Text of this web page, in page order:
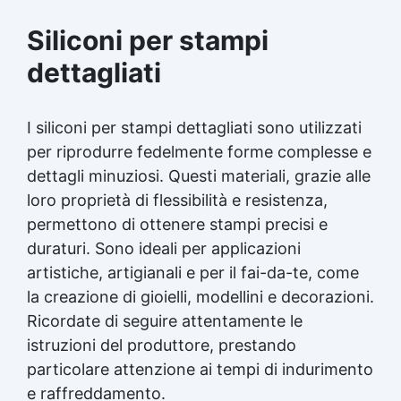
Gomma siliconica per dettagli artistici Gomma
siliconica per modelli artistici Gomma siliconica
per modelli durevoli Gomma siliconica per calchi
dettagliati Gomma siliconica per dettagli
dettagliati Gomma siliconica dettagliata
Gomma siliconica per modelli precisi Gomma
siliconica per calchi precisi Gomma siliconica
per oggetti artistici Gomma siliconica per
dettagli Gomma siliconica per calchi artistici
Gomma siliconica per oggetti durevoli Gomma
siliconica per modelli Gomma siliconica ad alta
precisione Gomma siliconica per dettagli
durevoli Gomma siliconica per modellini Gomma
siliconica per modelli resistenti See all articles
→ Silicone e tempi di asciugatura 15 articles ▸
Formine al silicone Calco silicone Silicone
bicomponente Silicone per calchi Olio di
silicone In quanto tempo asciuga il silicone
trasparente Siliconi liquidi Silicone quanto
Siliconi per stampi
dettagliati
I siliconi per stampi dettagliati sono utilizzati
per riprodurre fedelmente forme complesse e
dettagli minuziosi. Questi materiali, grazie alle
loro proprietà di flessibilità e resistenza,
permettono di ottenere stampi precisi e
duraturi. Sono ideali per applicazioni
artistiche, artigianali e per il fai-da-te, come
la creazione di gioielli, modellini e decorazioni.
Ricordate di seguire attentamente le
istruzioni del produttore, prestando
particolare attenzione ai tempi di indurimento
e raffreddamento.